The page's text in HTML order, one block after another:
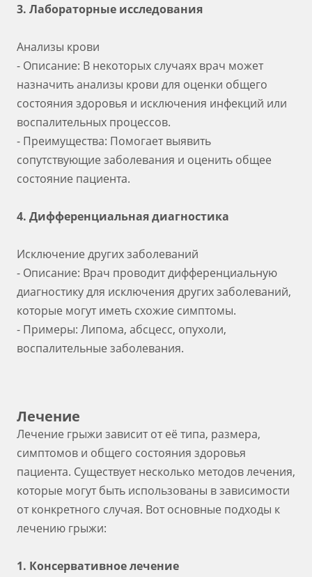
3. Лабораторные исследования
Анализы крови
- Описание: В некоторых случаях врач может
назначить анализы крови для оценки общего
состояния здоровья и исключения инфекций или
воспалительных процессов.
- Преимущества: Помогает выявить
сопутствующие заболевания и оценить общее
состояние пациента.
4. Дифференциальная диагностика
Исключение других заболеваний
- Описание: Врач проводит дифференциальную
диагностику для исключения других заболеваний,
которые могут иметь схожие симптомы.
- Примеры: Липома, абсцесс, опухоли,
воспалительные заболевания.
Лечение
Лечение грыжи зависит от её типа, размера,
симптомов и общего состояния здоровья
пациента. Существует несколько методов лечения,
которые могут быть использованы в зависимости
от конкретного случая. Вот основные подходы к
лечению грыжи:
1. Консервативное лечение